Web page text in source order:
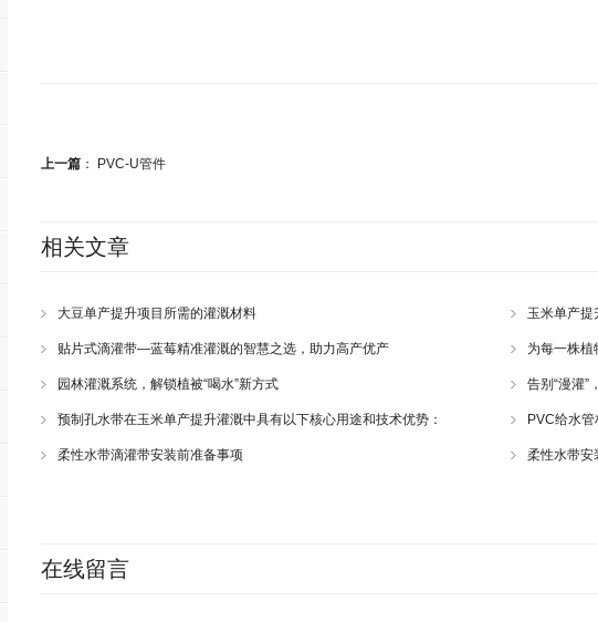
上一篇 ： PVC-U管件
相关文章
大豆单产提升项目所需的灌溉材料 玉米单产提
贴片式滴灌带—蓝莓精准灌溉的智慧之选，助力高产优产 为每一株植
园林灌溉系统，解锁植被“喝水”新方式 告别“漫灌”
预制孔水带在玉米单产提升灌溉中具有以下核心用途和技术优势： PVC给水
柔性水带滴灌带安装前准备事项 柔性水带安
在线留言